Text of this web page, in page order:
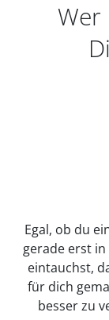
Egal, ob du
gerade erst in
eintauchst,
für dich
besser zu